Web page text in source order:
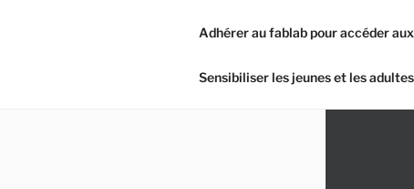
Adhérer au fablab pour accéder
Sensibiliser les jeunes et les